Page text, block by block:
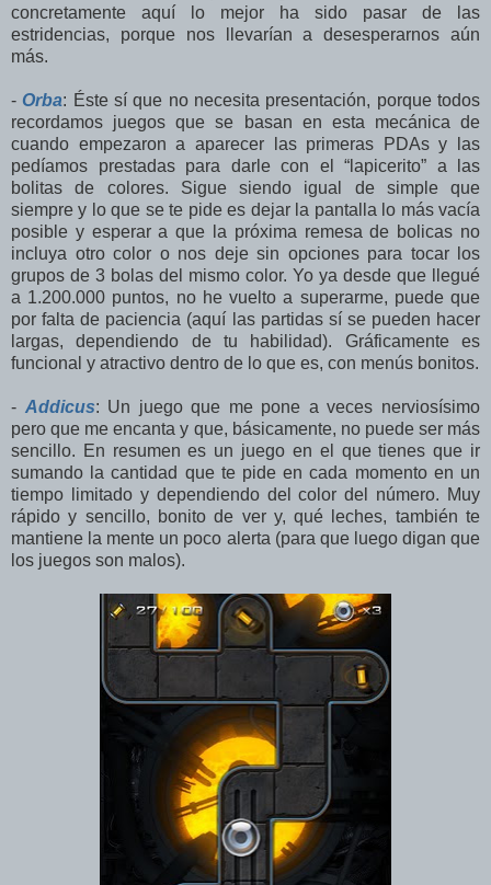
concretamente aquí lo mejor ha sido pasar de las
estridencias, porque nos llevarían a desesperarnos aún
más.
-Orba: Éste sí que no necesita presentación, porque todos
recordamos juegos que se basan en esta mecánica de
cuando empezaron a aparecer las primeras PDAs y las
pedíamos prestadas para darle con el “lapicerito” a las
bolitas de colores. Sigue siendo igual de simple que
siempre y lo que se te pide es dejar la pantalla lo más vacía
posible y esperar a que la próxima remesa de bolicas no
incluya otro color o nos deje sin opciones para tocar los
grupos de 3 bolas del mismo color. Yo ya desde que llegué
a 1.200.000 puntos, no he vuelto a superarme, puede que
por falta de paciencia (aquí las partidas sí se pueden hacer
largas, dependiendo de tu habilidad). Gráficamente es
funcional y atractivo dentro de lo que es, con menús bonitos.
- Addicus: Un juego que me pone a veces nerviosísimo
pero que me encanta y que, básicamente, no puede ser más
sencillo. En resumen es un juego en el que tienes que ir
sumando la cantidad que te pide en cada momento en un
tiempo limitado y dependiendo del color del número. Muy
rápido y sencillo, bonito de ver y, qué leches, también te
mantiene la mente un poco alerta (para que luego digan que
los juegos son malos).